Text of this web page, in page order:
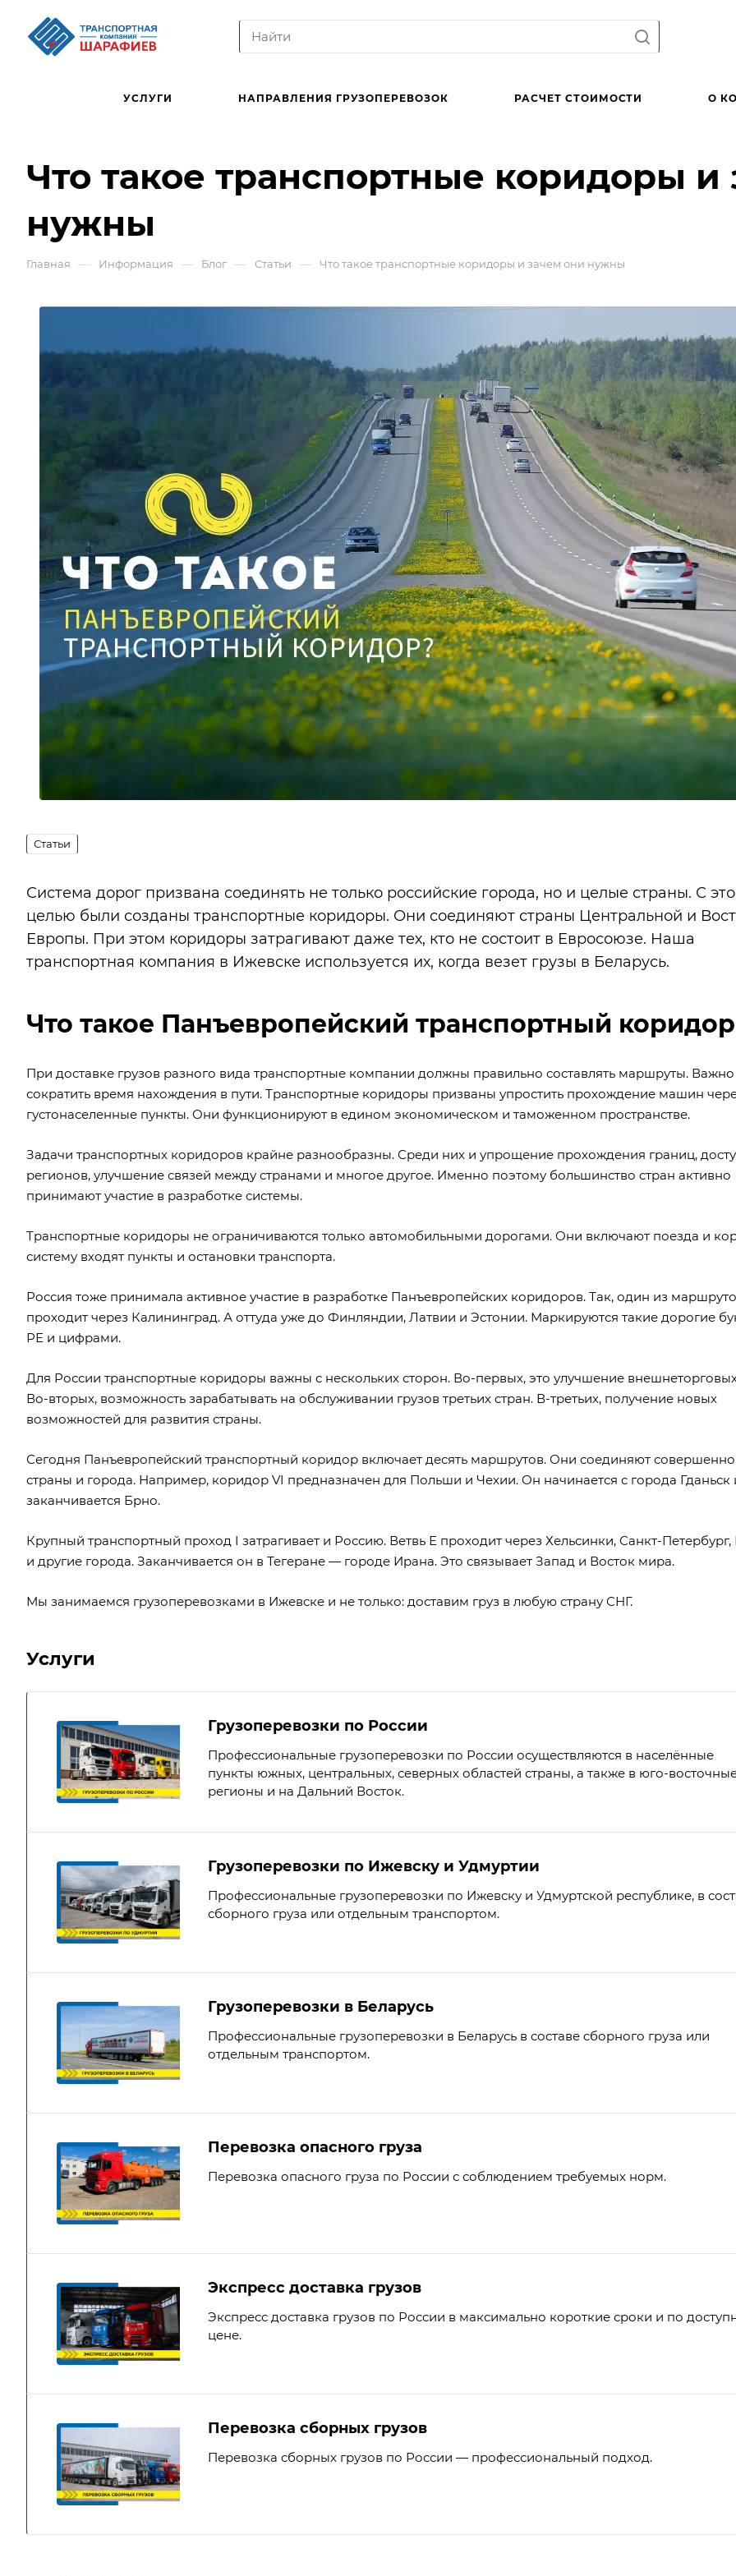
УСЛУГИ НАПРАВЛЕНИЯ ГРУЗОПЕРЕВОЗОК РАСЧЕТ СТОИМОСТИ О
Что такое транспортные коридоры и
нужны
Главная — Информация — Блог — Статьи — Что такое транспортные коридоры и зачем они нужны
Статьи
Система дорог призвана соединять не только российские города, но и целые страны. С
целью были созданы транспортные коридоры. Они соединяют страны Центральной и
Европы. При этом коридоры затрагивают даже тех, кто не состоит в Евросоюзе. Наша
транспортная компания в Ижевске используется их, когда везет грузы в Беларусь.
Что такое Панъевропейский транспортный коридор
При доставке грузов разного вида транспортные компании должны правильно составлять маршруты. Важно
сократить время нахождения в пути. Транспортные коридоры призваны упростить прохождение машин
густонаселенные пункты. Они функционируют в едином экономическом и таможенном пространстве.
Задачи транспортных коридоров крайне разнообразны. Среди них и упрощение прохождения границ,
регионов, улучшение связей между странами и многое другое. Именно поэтому большинство стран активно
принимают участие в разработке системы.
Транспортные коридоры не ограничиваются только автомобильными дорогами. Они включают поезда и
систему входят пункты и остановки транспорта.
Россия тоже принимала активное участие в разработке Панъевропейских коридоров. Так, один из
проходит через Калининград. А оттуда уже до Финляндии, Латвии и Эстонии. Маркируются такие дорогие
РЕ и цифрами.
Для России транспортные коридоры важны с нескольких сторон. Во-первых, это улучшение
Во-вторых, возможность зарабатывать на обслуживании грузов третьих стран. В-третьих, получение новых
возможностей для развития страны.
Сегодня Панъевропейский транспортный коридор включает десять маршрутов. Они соединяют
страны и города. Например, коридор VI предназначен для Польши и Чехии. Он начинается с города Гданьск
заканчивается Брно.
Крупный транспортный проход I затрагивает и Россию. Ветвь Е проходит через Хельсинки, Санкт-
и другие города. Заканчивается он в Тегеране — городе Ирана. Это связывает Запад и Восток мира.
Мы занимаемся грузоперевозками в Ижевске и не только: доставим груз в любую страну СНГ.
Услуги
Грузоперевозки по России
Профессиональные грузоперевозки по России осуществляются в населённые
пункты южных, центральных, северных областей страны, а также в юго-
регионы и на Дальний Восток.
Грузоперевозки по Ижевску и Удмуртии
Профессиональные грузоперевозки по Ижевску и Удмуртской республике, в
сборного груза или отдельным транспортом.
Грузоперевозки в Беларусь
Профессиональные грузоперевозки в Беларусь в составе сборного груза или
отдельным транспортом.
Перевозка опасного груза
Перевозка опасного груза по России с соблюдением требуемых норм.
Экспресс доставка грузов
Экспресс доставка грузов по России в максимально короткие сроки и по
цене.
Перевозка сборных грузов
Перевозка сборных грузов по России — профессиональный подход.